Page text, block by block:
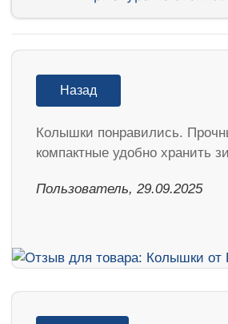
Назад
Колышки понравились.
компактные удобно хранить
Пользователь, 29.09.2025